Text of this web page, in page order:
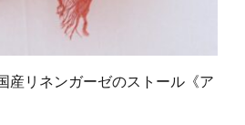
産リネンガーゼのストール《ア